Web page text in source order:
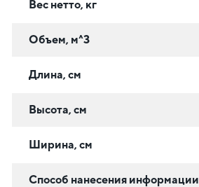
Вес нетто, кг
Объем, м^3
Длина, см
Высота, см
Ширина, см
Способ нанесения информации